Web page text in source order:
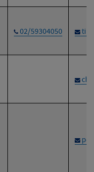
02/59304050